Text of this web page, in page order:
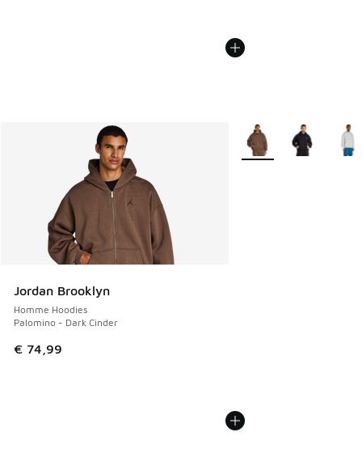
Jordan Brooklyn
Homme Hoodies
Palomino - Dark Cinder
€ 74,99
Plus de couleurs